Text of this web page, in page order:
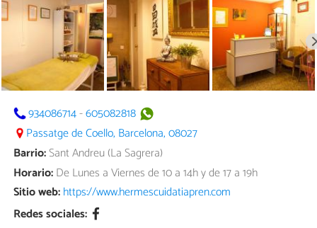
934086714-605082818
Passatge de Coello, Barcelona, 08027
Barrio:Sant Andreu (La Sagrera)
Horario:De Lunes a Viernes de 10 a 14h y de 17 a 19h
Sitio web:https://www.hermescuidatiapren.com
Redes sociales: